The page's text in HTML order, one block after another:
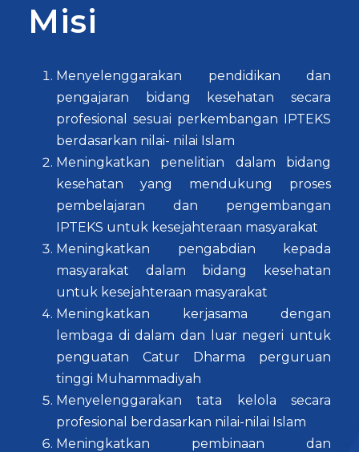
Misi
Menyelenggarakan pendidikan dan
pengajaran bidang kesehatan secara
profesional sesuai perkembangan IPTEKS
berdasarkan nilai- nilai Islam
Meningkatkan penelitian dalam bidang
kesehatan yang mendukung proses
pembelajaran dan pengembangan
IPTEKS untuk kesejahteraan masyarakat
Meningkatkan pengabdian kepada
masyarakat dalam bidang kesehatan
untuk kesejahteraan masyarakat
Meningkatkan kerjasama dengan
lembaga di dalam dan luar negeri untuk
penguatan Catur Dharma perguruan
tinggi Muhammadiyah
Menyelenggarakan tata kelola secara
profesional berdasarkan nilai-nilai Islam
Meningkatkan pembinaan dan